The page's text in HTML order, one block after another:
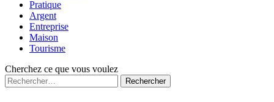
Pratique
Argent
Entreprise
Maison
Tourisme
Cherchez ce que vous voulez
Rechercher :